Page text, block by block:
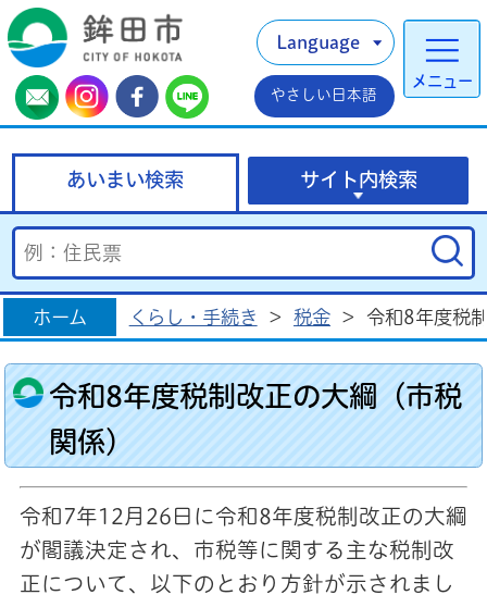
メニュー
Language
やさしい日本語
あいまい検索 サイト内検索
ホーム くらし・手続き > 税金 > 令和8年度税
令和8年度税制改正の大綱（市税
関係）
令和7年12月26日に令和8年度税制改正の大綱
が閣議決定され、市税等に関する主な税制改
正について、以下のとおり方針が示されまし